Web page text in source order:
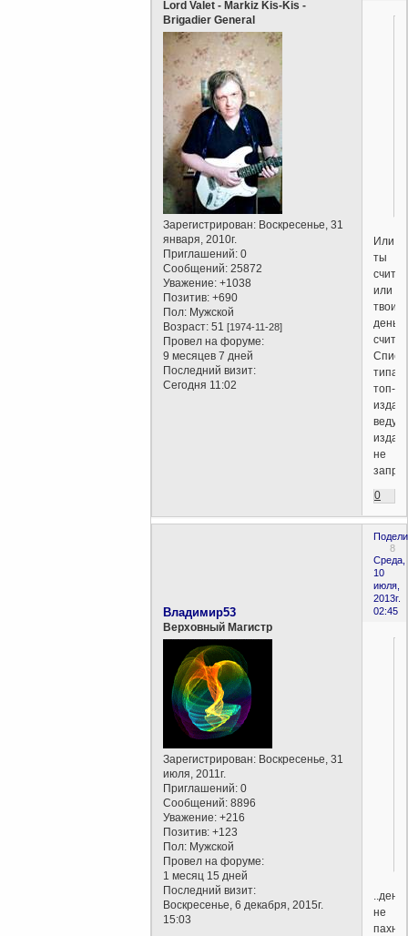
Lord Valet - Markiz Kis-Kis -
Brigadier General
Зарегистрирован: Воскресенье, 31
января, 2010г.
Приглашений: 0
Сообщений: 25872
Уважение: +1038
Позитив: +690
Пол: Мужской
Возраст: 51[1974-11-28]
Провел на форуме:
9 месяцев 7 дней
Последний визит:
Сегодня 11:02
Или
ты
или
твои
деньги
типа
топ-
не
0
8
Среда,
10
июля,
2013г.
02:45
Владимир53
Верховный Магистр
Зарегистрирован: Воскресенье, 31
июля, 2011г.
Приглашений: 0
Сообщений: 8896
Уважение: +216
Позитив: +123
Пол: Мужской
Провел на форуме:
1 месяц 15 дней
Последний визит:
Воскресенье, 6 декабря, 2015г.
15:03
не